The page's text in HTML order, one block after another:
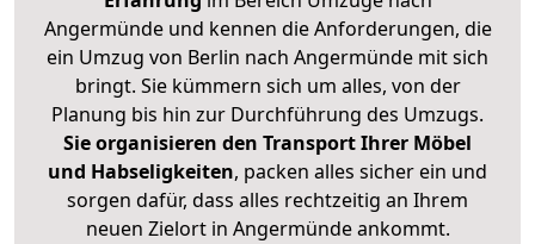
Angermünde und kennen die Anforderungen, die
ein Umzug von Berlin nach Angermünde mit sich
bringt. Sie kümmern sich um alles, von der
Planung bis hin zur Durchführung des Umzugs.
Sie organisieren den Transport Ihrer Möbel
und Habseligkeiten, packen alles sicher ein und
sorgen dafür, dass alles rechtzeitig an Ihrem
neuen Zielort in Angermünde ankommt.